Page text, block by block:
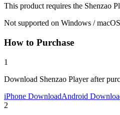
This product requires the Shenzao
Not supported on Windows /
How to Purchase
1
Download Shenzao Player after
iPhone DownloadAndroid
2